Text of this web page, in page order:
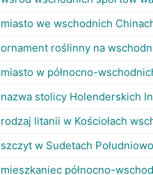
miasto we wschodnich
ornament roślinny na
miasto w północno-
nazwa stolicy Holenderskich
rodzaj litanii w Kościołach
szczyt w Sudetach
mieszkaniec północno-